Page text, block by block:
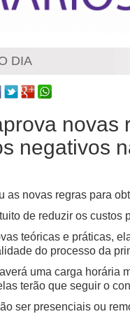
DIA
novas
negativos
as novas regras para
de reduzir os
teóricas e práticas,
do processo da
uma carga horária
terão que seguir o
ser presenciais ou